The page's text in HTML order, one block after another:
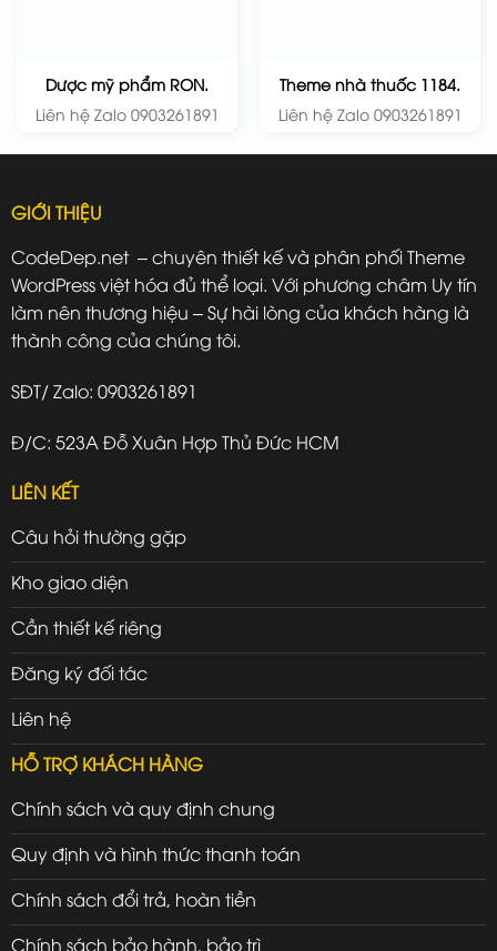
Dược mỹ phẩm RON.
Liên hệ Zalo 0903261891
Theme nhà thuốc 1184.
Liên hệ Zalo 0903261891
GIỚI THIỆU
CodeDep.net – chuyên thiết kế và phân phối Theme
WordPress việt hóa đủ thể loại. Với phương châm Uy tín
làm nên thương hiệu – Sự hài lòng của khách hàng là
thành công của chúng tôi.
SĐT/ Zalo: 0903261891
Đ/C: 523A Đỗ Xuân Hợp Thủ Đức HCM
LIÊN KẾT
Câu hỏi thường gặp
Kho giao diện
Cần thiết kế riêng
Đăng ký đối tác
Liên hệ
HỖ TRỢ KHÁCH HÀNG
Chính sách và quy định chung
Quy định và hình thức thanh toán
Chính sách đổi trả, hoàn tiền
Chính sách bảo hành, bảo trì